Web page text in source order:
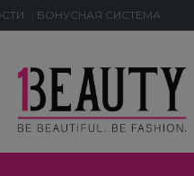
БОНУСНАЯ СИСТЕМА